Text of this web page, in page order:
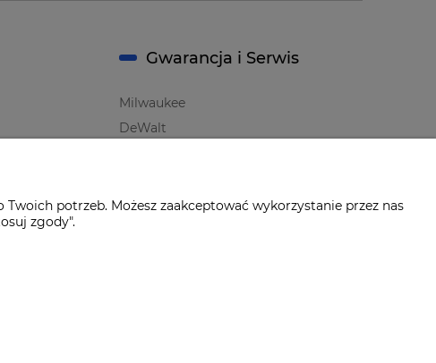
Gwarancja i Serwis
Milwaukee
DeWalt
Oznaczenie i symbole Producentów
potrzeb. Możesz zaakceptować wykorzystanie przez nas
zgody".